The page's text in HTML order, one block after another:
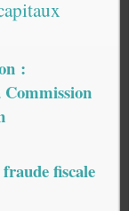
:
fiscale